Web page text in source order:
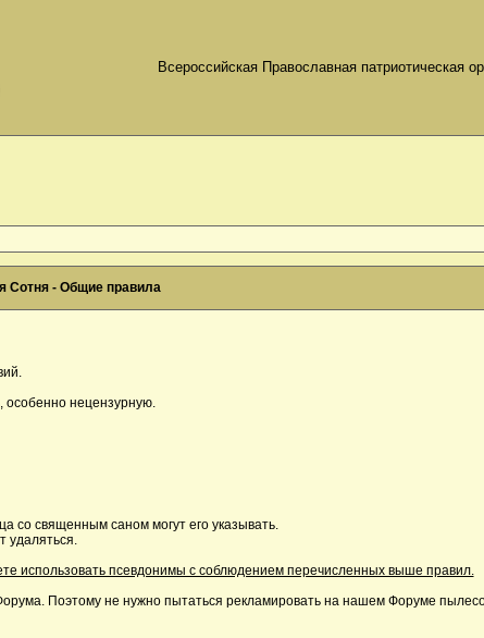
Всероссийская Православная патриотическая
Сотня - Общие правила
особенно нецензурную.
со священным саном могут его указывать.
удаляться.
использовать псевдонимы с соблюдением перечисленных выше правил.
Поэтому не нужно пытаться рекламировать на нашем Форуме